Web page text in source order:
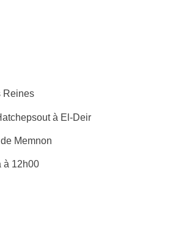
Reines
à El-Deir
Memnon
à 12h00